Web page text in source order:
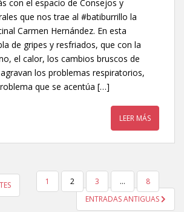
con el espacio de Consejos y
que nos trae al #batiburrillo la
Carmen Hernández. En esta
de gripes y resfriados, que con la
el calor, los cambios bruscos de
los problemas respiratorios,
que se acentúa […]
LEER MÁS
DE ENTRADAS
1 2 3 …
8
ENTRADAS ANTIGUAS